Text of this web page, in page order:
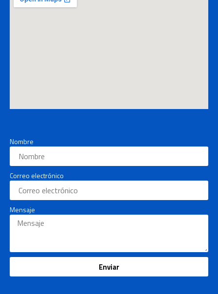
Nombre
Correo electrónico
Mensaje
Enviar